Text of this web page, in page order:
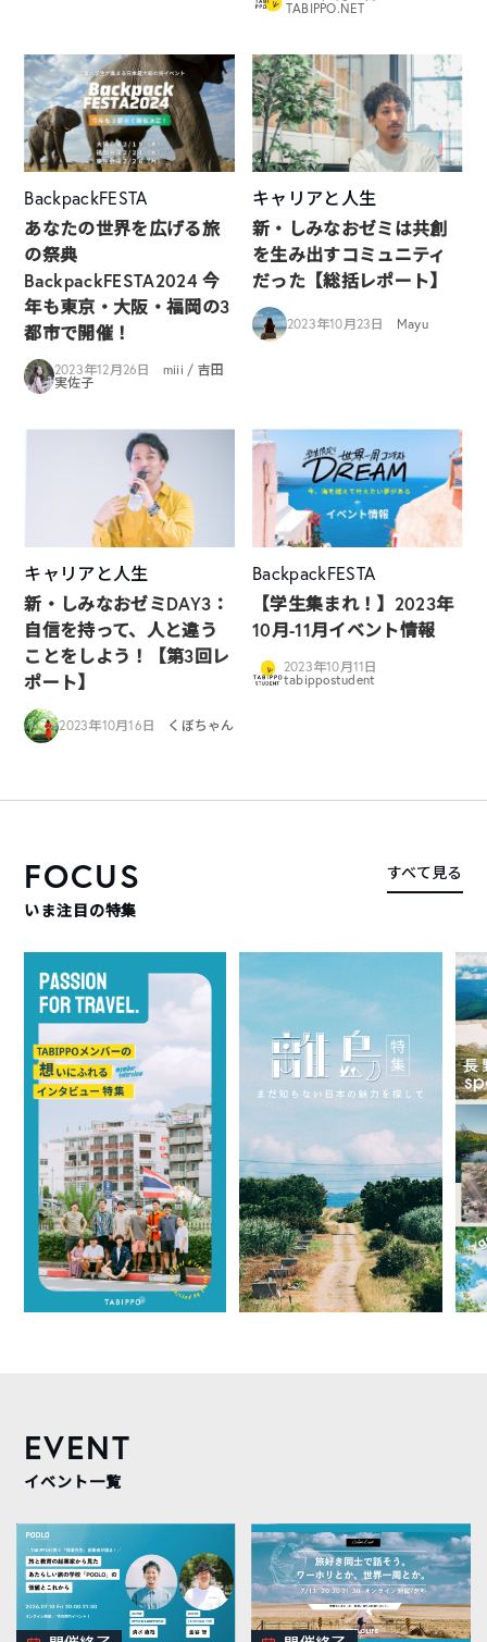
TABIPPO.NET
BackpackFESTA
あなたの世界を広げる旅
の祭典
BackpackFESTA2024 今
年も東京・大阪・福岡の3
都市で開催！
2023年12月26日
miii / 吉田
実佐子
キャリアと人生
新・しみなおゼミは共創
を生み出すコミュニティ
だった【総括レポート】
2023年10月23日 Mayu
キャリアと人生
新・しみなおゼミDAY3：
自信を持って、人と違う
ことをしよう！【第3回レ
ポート】
2023年10月16日 くぼちゃん
BackpackFESTA
【学生集まれ！】2023年
10月-11月イベント情報
2023年10月11日
tabippostudent
FOCUS
いま注目の特集
すべて見る
EVENT
イベント一覧